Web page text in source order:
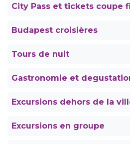
City Pass et tickets coupe
Budapest croisières
Tours de nuit
Gastronomie et
Excursions dehors de la
Excursions en groupe